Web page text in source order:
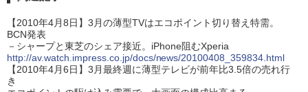
【2010年4月8日】3月の薄型TVはエコポイント切り替え特需。
BCN発表
－シャープと東芝のシェア接近。iPhone阻むXperia
http://av.watch.impress.co.jp/docs/news/20100408_359834.html
【2010年4月6日】3月最終週に薄型テレビが前年比3.5倍の売れ行
き